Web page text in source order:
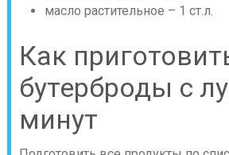
масло растительное – 1 ст.л.
Как
бутерброды с
минут